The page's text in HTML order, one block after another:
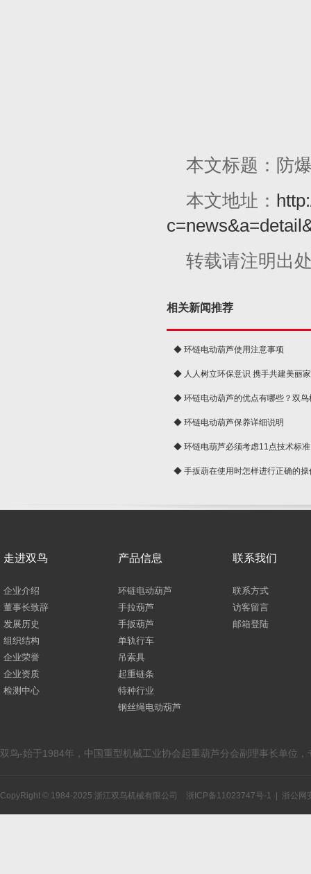
本文标题：防
本文地址：
转载请注明出
相关新闻推荐
◆ 环链电动葫芦使用注意事项
◆ 人人树立环保意识 携手共建美丽
球◆ 环链电动葫芦的优点有哪些？双鸟
◆ 环链电动葫芦保养详细说明
◆ 环链电葫芦必须考虑11点技术标准
◆ 手扳葫在使用时怎样进行正确的操
走进双鸟
企业介绍
董事长致辞
发展历史
组织结构
企业荣誉
企业资质
检测中心
产品信息
环链电动葫芦
手拉葫芦
手扳葫芦
单轨行车
吊索具
起重链条
特种行业
钢丝绳电动葫芦
联系我们
联系方式
访客留言
邮箱登陆
双鸟-始于1984年，中国重型机械工业协会起重葫芦分会副理事长单位
CopyRight © 1984-2025 浙江双鸟机械有限公司 浙ICP备11023747号-1 浙公网